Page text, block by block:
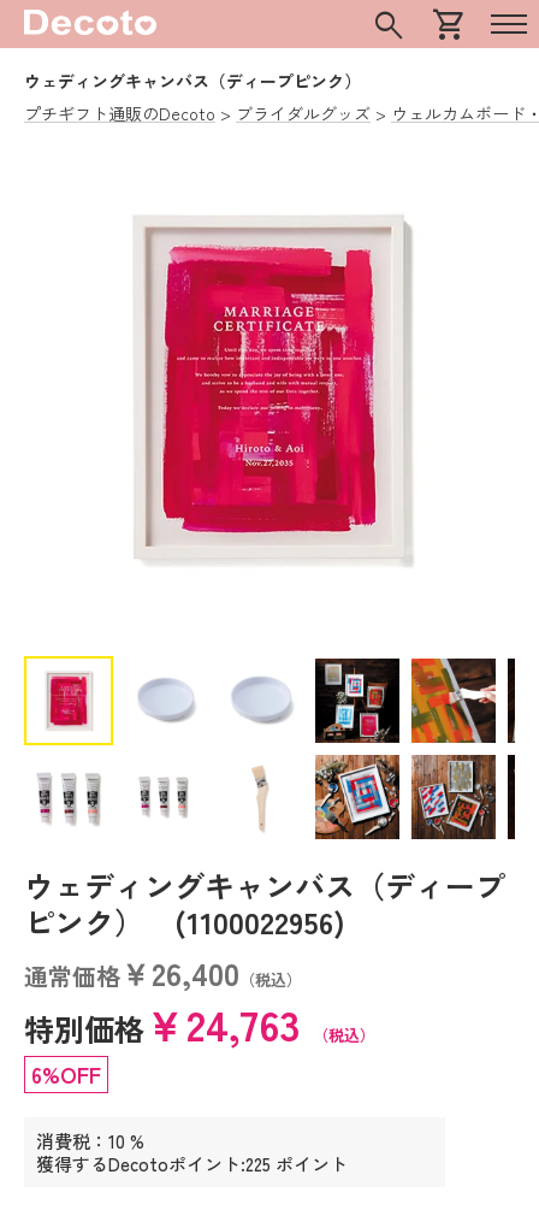
search shopping_cart
ウェディングキャンバス（ディープピンク）
プチギフト通販のDecoto
ブライダルグッズ ウェルカムボード
ウェディングキャンバス（ディープ
ピンク） (1100022956)
通常価格￥26,400 （税込）
特別価格￥24,763 （税込）
6%OFF
消費税：10 %
獲得するDecotoポイント:225 ポイント